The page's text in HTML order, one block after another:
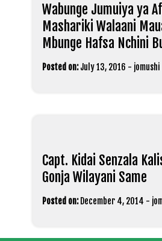
Wabunge Jumuiya ya
Mashariki Walaani
Mbunge Hafsa Nchini
Posted on: July 13, 2016 - jomushi
Capt. Kidai Senzala
Gonja Wilayani Same
Posted on: December 4, 2014 -